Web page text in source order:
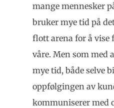
mange mennesker
bruker mye tid på
flott arena for å vise
våre. Men som med
mye tid, både selve
oppfølgingen av
kommuniserer med